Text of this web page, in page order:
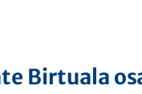
Birtuala